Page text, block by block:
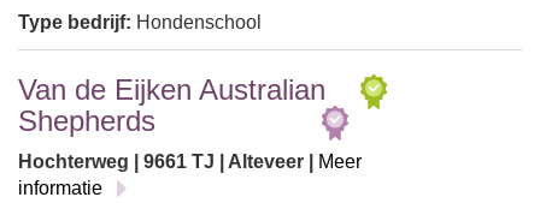
Type bedrijf: Hondenschool
Van de Eijken Australian
Shepherds
Hochterweg | 9661 TJ | Alteveer |
Meer
informatie